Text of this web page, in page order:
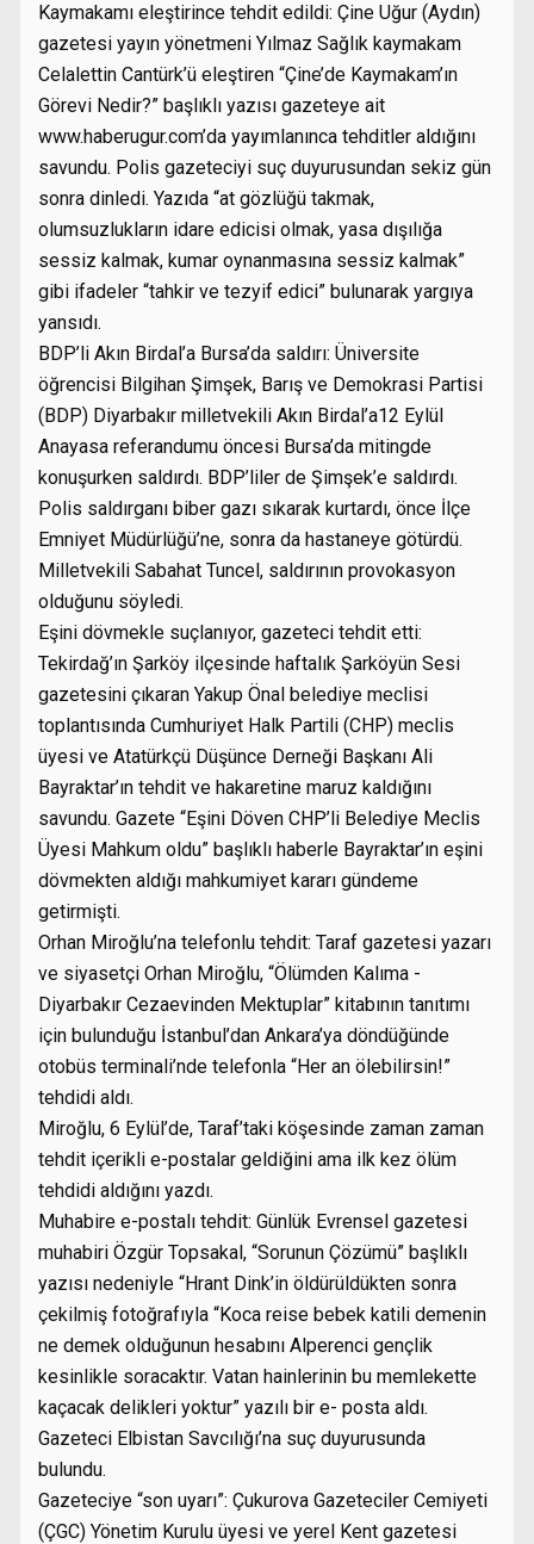
Kaymakamı eleştirince tehdit edildi: Çine Uğur (Aydın)
gazetesi yayın yönetmeni Yılmaz Sağlık kaymakam
Celalettin Cantürk’ü eleştiren “Çine’de Kaymakam’ın
Görevi Nedir?” başlıklı yazısı gazeteye ait
www.haberugur.com’da yayımlanınca tehditler aldığını
savundu. Polis gazeteciyi suç duyurusundan sekiz gün
sonra dinledi. Yazıda “at gözlüğü takmak,
olumsuzlukların idare edicisi olmak, yasa dışılığa
sessiz kalmak, kumar oynanmasına sessiz kalmak”
gibi ifadeler “tahkir ve tezyif edici” bulunarak yargıya
yansıdı.
BDP’li Akın Birdal’a Bursa’da saldırı: Üniversite
öğrencisi Bilgihan Şimşek, Barış ve Demokrasi Partisi
(BDP) Diyarbakır milletvekili Akın Birdal’a12 Eylül
Anayasa referandumu öncesi Bursa’da mitingde
konuşurken saldırdı. BDP’liler de Şimşek’e saldırdı.
Polis saldırganı biber gazı sıkarak kurtardı, önce İlçe
Emniyet Müdürlüğü’ne, sonra da hastaneye götürdü.
Milletvekili Sabahat Tuncel, saldırının provokasyon
olduğunu söyledi.
Eşini dövmekle suçlanıyor, gazeteci tehdit etti:
Tekirdağ’ın Şarköy ilçesinde haftalık Şarköyün Sesi
gazetesini çıkaran Yakup Önal belediye meclisi
toplantısında Cumhuriyet Halk Partili (CHP) meclis
üyesi ve Atatürkçü Düşünce Derneği Başkanı Ali
Bayraktar’ın tehdit ve hakaretine maruz kaldığını
savundu. Gazete “Eşini Döven CHP’li Belediye Meclis
Üyesi Mahkum oldu” başlıklı haberle Bayraktar’ın eşini
dövmekten aldığı mahkumiyet kararı gündeme
getirmişti.
Orhan Miroğlu’na telefonlu tehdit: Taraf gazetesi yazarı
ve siyasetçi Orhan Miroğlu, “Ölümden Kalıma -
Diyarbakır Cezaevinden Mektuplar” kitabının tanıtımı
için bulunduğu İstanbul’dan Ankara’ya döndüğünde
otobüs terminali’nde telefonla “Her an ölebilirsin!”
tehdidi aldı.
Miroğlu, 6 Eylül’de, Taraf’taki köşesinde zaman zaman
tehdit içerikli e-postalar geldiğini ama ilk kez ölüm
tehdidi aldığını yazdı.
Muhabire e-postalı tehdit: Günlük Evrensel gazetesi
muhabiri Özgür Topsakal, “Sorunun Çözümü” başlıklı
yazısı nedeniyle “Hrant Dink’in öldürüldükten sonra
çekilmiş fotoğrafıyla “Koca reise bebek katili demenin
ne demek olduğunun hesabını Alperenci gençlik
kesinlikle soracaktır. Vatan hainlerinin bu memlekette
kaçacak delikleri yoktur” yazılı bir e- posta aldı.
Gazeteci Elbistan Savcılığı’na suç duyurusunda
bulundu.
Gazeteciye “son uyarı”: Çukurova Gazeteciler Cemiyeti
(ÇGC) Yönetim Kurulu üyesi ve yerel Kent gazetesi